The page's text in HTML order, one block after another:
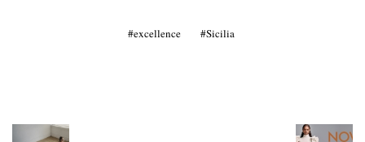
excellence Sicilia